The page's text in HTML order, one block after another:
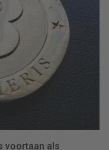
voortaan als